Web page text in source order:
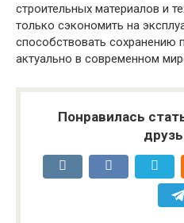
строительных материалов и
только сэкономить на
способствовать
актуально в современном
Понравилась